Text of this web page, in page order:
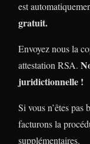
est
gratuit.
Envoyez nous la
attestation RSA.
juridictionnelle !
Si vous n’êtes
facturons la
supplémentaires.